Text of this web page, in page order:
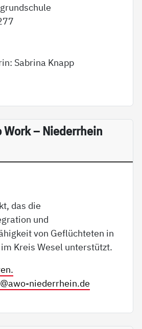
Sabrina Knapp
Work – Nie­der­r­hein
das die
und
von Geflüchteten in
Kreis Wesel unterstützt.
awo-niederrhein.de